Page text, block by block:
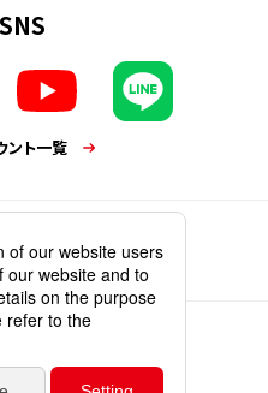
ント一覧
企業情報
アクセシビリティサイトマップ